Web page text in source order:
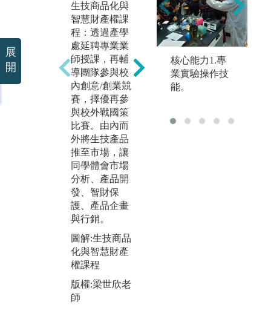
生技商品化與
智慧財產權課
程：透過產學
處延聘專業業
師授課，再輔
導團隊參與校
內創意/創業競
賽，擇優再參
與校外戰國策
比賽。由內而
外將生技產品
推至市場，讓
同學體會市場
分析、產品開
發、智財保
護、產品企畫
與行銷。
圖解:生技商品
化與智慧財產
權課程
版權:梁世欣老
師
為了有助學生
熟悉未來生技
用。實驗操作
採取學生分組
實習及實驗結
據現代生物科
核心能力1.專
業實驗操作技
能。
展
開